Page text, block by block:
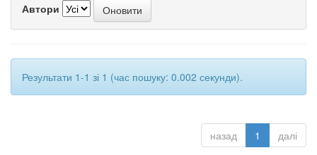
Автори
Результати 1-1 зі 1 (час пошуку: 0.002 секунди).
назад 1 далі